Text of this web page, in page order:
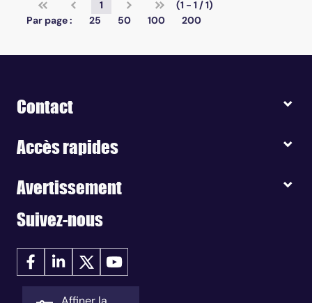
1
(1 - 1 / 1)
Par page :
25 50 100 200
Contact
Accès rapides
Avertissement
Suivez-nous